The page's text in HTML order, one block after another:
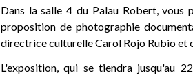
Dans la salle 4 du Palau Robert, vous
proposition de photographie
directrice culturelle Carol Rojo Rubio et
L'exposition, qui se tiendra jusqu'au